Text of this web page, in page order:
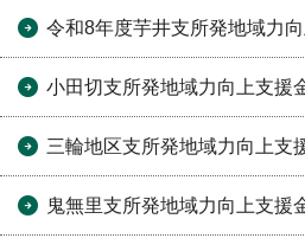
令和8年度芋井支所発地域力
小田切支所発地域力向上支援
三輪地区支所発地域力向上支
鬼無里支所発地域力向上支援